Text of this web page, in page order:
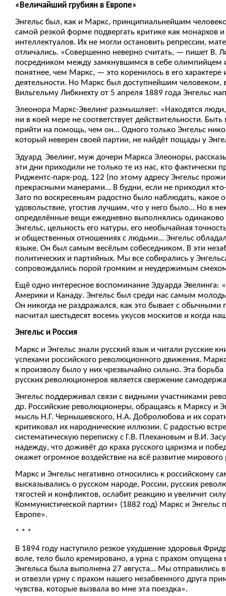
«Величайший грубиян в Европе»
Энгельс был, как и Маркс, принципиальнейшим
самой резкой форме подвергать критике как монархов
интеллектуалов. Их не могли остановить репрессии,
отличались. «Совершенно неверно считать, — пишет
посредником между замкнувшимся в себе олимпийцем
понятнее, чем Маркс, — это коренилось в его характере
деятельности. Но Маркс был доступнейшим
Вильгельму Либкнехту от 5 апреля 1889 года Энгельс
Элеонора Маркс-Эвелинг размышляет: «Находятся
ни в коей мере не соответствует действительности.
прийти на помощь, чем он... Одного только Энгельс
который неверен своей партии, не найдёт пощады у
Эдуард Эвелинг, муж дочери Маркса Элеоноры,
эти дни приходили не только те из нас, кто фактически
Риджентс-парк-род, 122 (по этому адресу Энгельс
прекрасными манерами... В будни, если не приходил
Зато по воскресеньям радостно было наблюдать, какое
удовольствие, угостив лучшим, что у него было... Но в
определённые вещи ежедневно выполнялись
Энгельс, цельность его натуры, его необычайная
и общественных отношениях с людьми... Энгельс
языке. Он был самым весёлым собеседником. В эти
политических и партийных. Мы все собирались у
сопровождались порой громким и неудержимым
Ещё одно интересное воспоминание Эдуарда
Америки и Канаду. Энгельс был среди нас самым
Он никогда не раздражался, как это бывает с обычными
насчитал шестьдесят восемь укусов москитов и когда
Энгельс и Россия
Маркс и Энгельс знали русский язык и читали русские
успехами российского революционного движения.
к произволу было у них чрезвычайно сильно. Эта
русских революционеров является свержение
Энгельс поддерживал связи с видными участниками
др. Российские революционеры, обращаясь к Марксу и
мысль Н.Г. Чернышевского, Н.А. Добролюбова и их
критиковал их народнические иллюзии. С радостью
систематическую переписку с Г.В. Плехановым и В.И.
надежду, что доживёт до краха русского царизма и
окажет огромное воздействие на всё развитие
Маркс и Энгельс негативно относились к российскому
высказывались о русском народе, России, русских
тягостей и конфликтов, ослабит реакцию и увеличит
Коммунистической партии» (1882 год) Маркс и Энгельс
Европе».
* * *
В 1894 году наступило резкое ухудшение здоровья
воле, тело было кремировано, а урна с прахом
Энгельса была выполнена 27 августа... Мы
и отвезли урну с прахом нашего незабвенного друга
чувства, которые вызвала во мне эта поездка».